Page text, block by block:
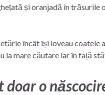
și oranjadă în trăsurile
încât își loveau coatele
la mare căutare iar în față
o